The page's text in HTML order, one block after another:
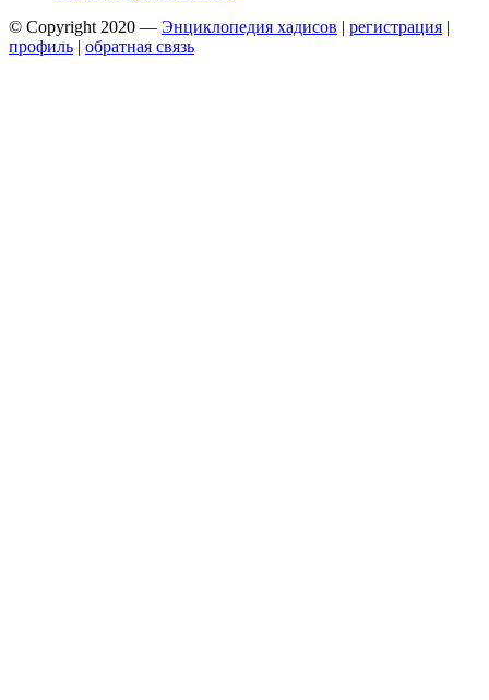
© Copyright 2020 — Энциклопедия хадисов | регистрация |
профиль | обратная связь